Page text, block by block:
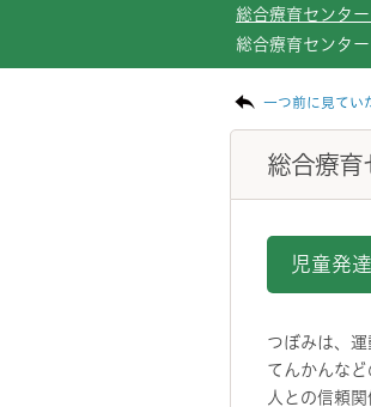
総合療育センタ
総合療育センタ
一つ前に見てい
総合療
児童発
つぼみは、
てんかんな
人との信頼